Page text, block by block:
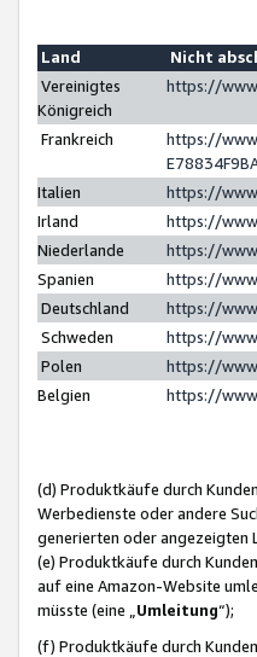
Land
Nicht
Vereinigtes
Königreich
https://
Frankreich
https://
Italien
https://
Irland
https://
Niederlande
https://
Spanien
https://
Deutschland
https://
Schweden
https://
Polen
https://
Belgien
https://
(d) Produktkäufe durch
Werbedienste oder andere
generierten oder angezeigten
(e) Produktkäufe durch
auf eine Amazon-Website
müsste (eine „ Umleitung“);
(f) Produktkäufe durch